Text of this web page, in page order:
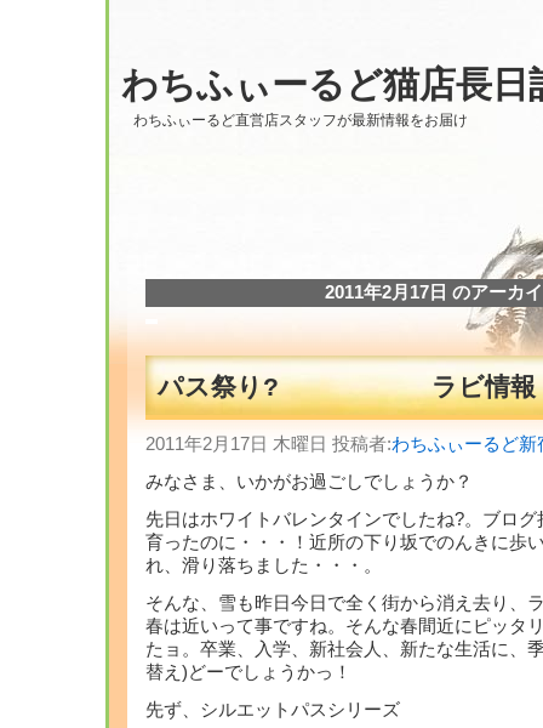
わちふぃーるど猫店長日
わちふぃーるど直営店スタッフが最新情報をお届け
2011年2月17日 のアーカ
パス祭り? ラビ情報
2011年2月17日 木曜日 投稿者:わちふぃーるど
みなさま、いかがお過ごしでしょうか？
先日はホワイトバレンタインでしたね?。ブロ
育ったのに・・・！近所の下り坂でのんきに歩
れ、滑り落ちました・・・。
そんな、雪も昨日今日で全く街から消え去り、
春は近いって事ですね。そんな春間近にピッタ
たョ。卒業、入学、新社会人、新たな生活に、
替え)どーでしょうかっ！
先ず、シルエットパスシリーズ